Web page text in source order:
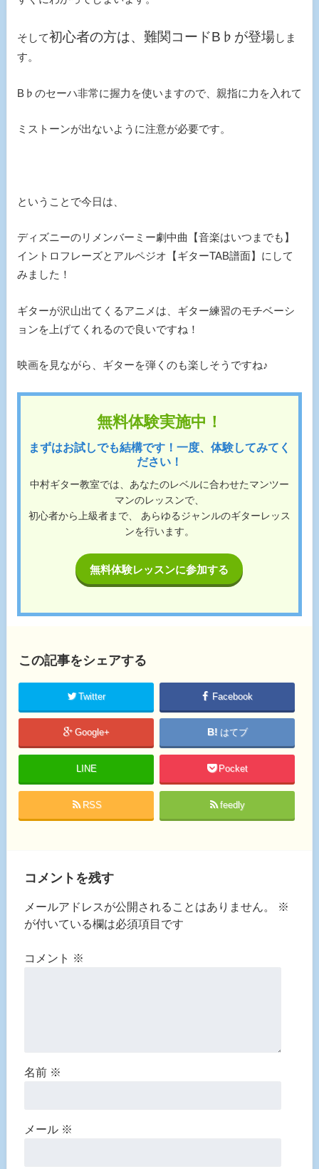
そして初心者の方は、難関コードB♭が登場しま
す。
B♭のセーハ非常に握力を使いますので、親指に力を入れて
ミストーンが出ないように注意が必要です。
ということで今日は、
ディズニーのリメンバーミー劇中曲【音楽はいつまでも】
イントロフレーズとアルペジオ【ギターTAB譜面】にして
みました！
ギターが沢山出てくるアニメは、ギター練習のモチベーシ
ョンを上げてくれるので良いですね！
映画を見ながら、ギターを弾くのも楽しそうですね♪
無料体験実施中！
まずはお試しでも結構です！一度、体験してみてく
ださい！
中村ギター教室では、あなたのレベルに合わせたマンツー
マンのレッスンで、
初心者から上級者まで、 あらゆるジャンルのギターレッス
ンを行います。
無料体験レッスンに参加する
この記事をシェアする
Twitter Facebook
Google+ はてブ
LINE Pocket
RSS feedly
コメントを残す
メールアドレスが公開されることはありません。
※
が付いている欄は必須項目です
コメント ※
名前 ※
メール ※